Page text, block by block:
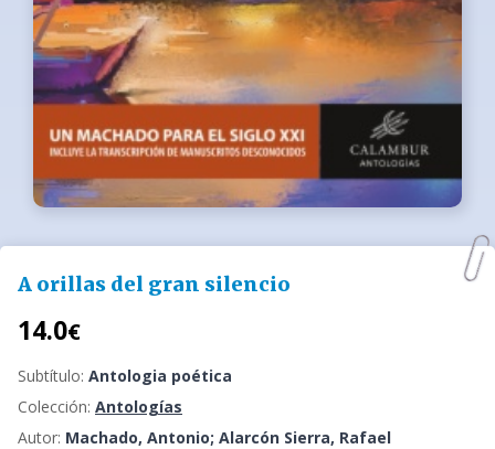
A orillas del gran silencio
14.0€
Subtítulo: Antologia poética
Colección: Antologías
Autor: Machado, Antonio; Alarcón Sierra, Rafael